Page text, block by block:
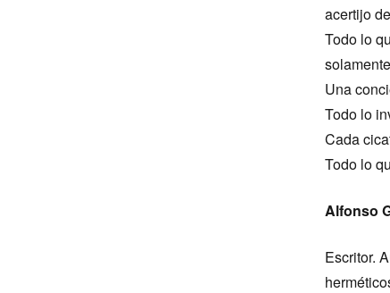
acertijo
Todo lo
Una
Todo lo
Cada
Todo lo
Alfonso
Escritor.